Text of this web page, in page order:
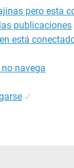
pero esta
publicaciones
está
navega
✓